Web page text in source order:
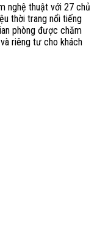
nghệ thuật với 27 chủ
thời trang nổi tiếng
phòng được chăm
riêng tư cho khách